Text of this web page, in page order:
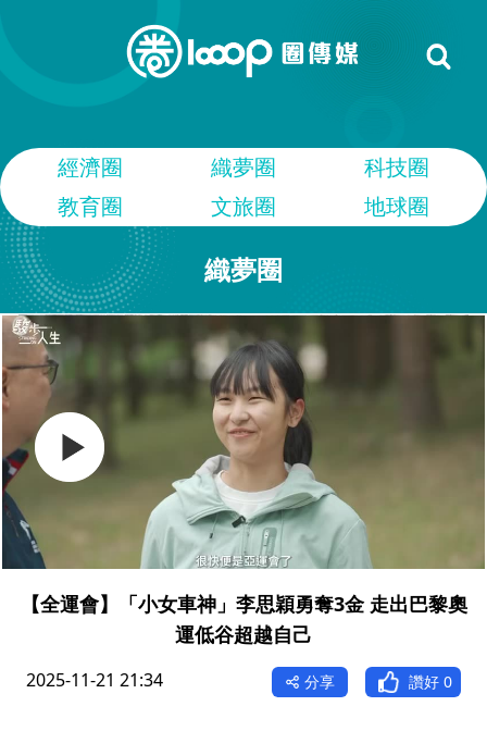
經濟圈 織夢圈
科技圈
教育圈
文旅圈 地球圈
織夢圈
【全運會】「小女車神」李思穎勇奪3金 走出巴黎奧
運低谷超越自己
2025-11-21 21:34 分享 讚好 0